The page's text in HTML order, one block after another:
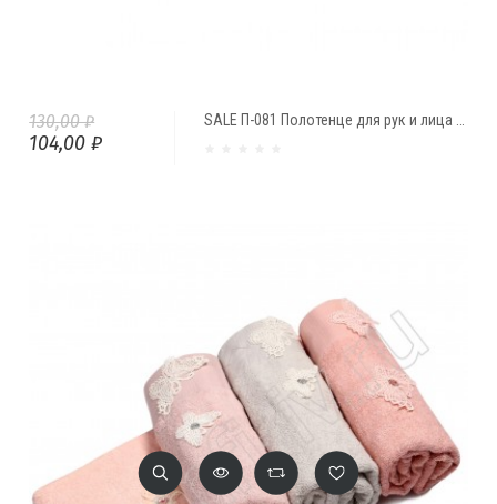
SALE П-081 Полотенце для рук и лица "Букет из роз" (47*90)
130,00 ₽
104,00 ₽